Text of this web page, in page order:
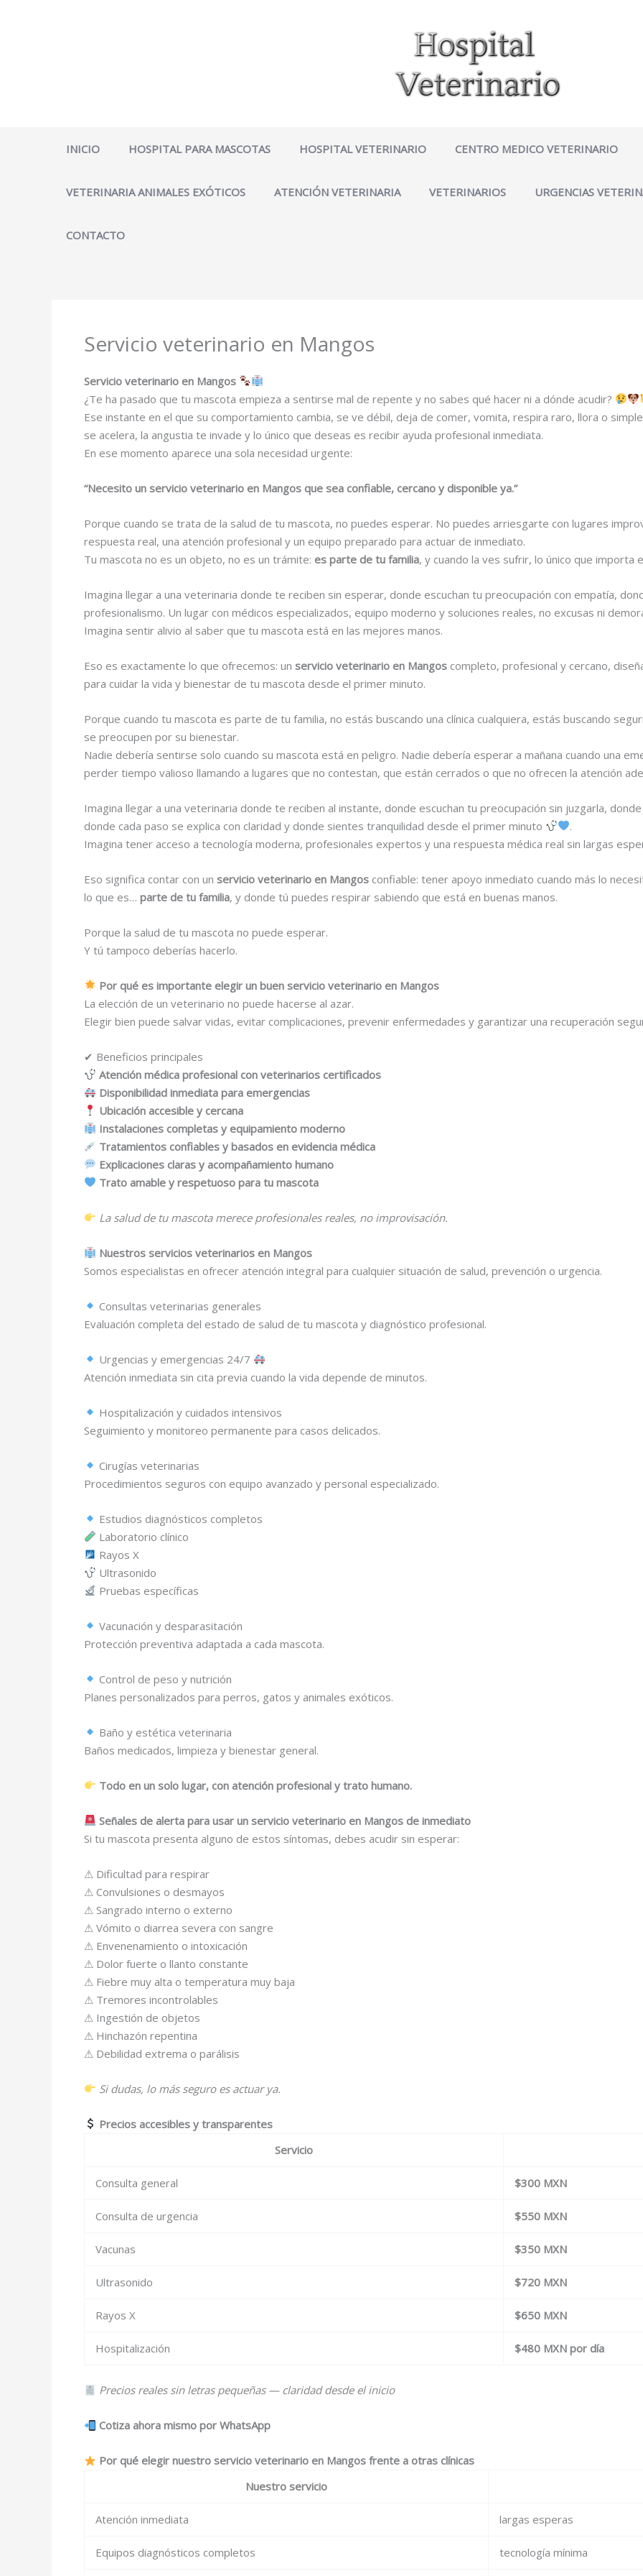
INICIO HOSPITAL PARA MASCOTAS HOSPITAL VETERINARIO CENTRO MEDICO VETERINARIO
VETERINARIA ANIMALES EXÓTICOS ATENCIÓN VETERINARIA VETERINARIOS URGENCIAS
CONTACTO
Servicio veterinario en Mangos
Servicio veterinario en Mangos
¿Te ha pasado que tu mascota empieza a sentirse mal de repente y no sabes qué hacer ni a dónde acudir?
Ese instante en el que su comportamiento cambia, se ve débil, deja de comer, vomita, respira raro, llora o
se acelera, la angustia te invade y lo único que deseas es recibir ayuda profesional inmediata.
En ese momento aparece una sola necesidad urgente:
“Necesito un servicio veterinario en Mangos que sea confiable, cercano y disponible ya.”
Porque cuando se trata de la salud de tu mascota, no puedes esperar. No puedes arriesgarte con lugares
respuesta real, una atención profesional y un equipo preparado para actuar de inmediato.
Tu mascota no es un objeto, no es un trámite: es parte de tu familia, y cuando la ves sufrir, lo único que
Imagina llegar a una veterinaria donde te reciben sin esperar, donde escuchan tu preocupación con empatía,
profesionalismo. Un lugar con médicos especializados, equipo moderno y soluciones reales, no excusas ni
Imagina sentir alivio al saber que tu mascota está en las mejores manos.
Eso es exactamente lo que ofrecemos: un servicio veterinario en Mangos completo, profesional y cercano,
para cuidar la vida y bienestar de tu mascota desde el primer minuto.
Porque cuando tu mascota es parte de tu familia, no estás buscando una clínica cualquiera, estás buscando
se preocupen por su bienestar.
Nadie debería sentirse solo cuando su mascota está en peligro. Nadie debería esperar a mañana cuando una
perder tiempo valioso llamando a lugares que no contestan, que están cerrados o que no ofrecen la atención
Imagina llegar a una veterinaria donde te reciben al instante, donde escuchan tu preocupación sin juzgarla,
donde cada paso se explica con claridad y donde sientes tranquilidad desde el primer minuto
.
Imagina tener acceso a tecnología moderna, profesionales expertos y una respuesta médica real sin largas
Eso significa contar con un servicio veterinario en Mangos confiable: tener apoyo inmediato cuando más lo
lo que es… parte de tu familia, y donde tú puedes respirar sabiendo que está en buenas manos.
Porque la salud de tu mascota no puede esperar.
Y tú tampoco deberías hacerlo.
Por qué es importante elegir un buen servicio veterinario en Mangos
La elección de un veterinario no puede hacerse al azar.
Elegir bien puede salvar vidas, evitar complicaciones, prevenir enfermedades y garantizar una recuperación
✔ Beneficios principales
Atención médica profesional con veterinarios certificados
Disponibilidad inmediata para emergencias
Ubicación accesible y cercana
Instalaciones completas y equipamiento moderno
Tratamientos confiables y basados en evidencia médica
Explicaciones claras y acompañamiento humano
Trato amable y respetuoso para tu mascota
La salud de tu mascota merece profesionales reales, no improvisación.
Nuestros servicios veterinarios en Mangos
Somos especialistas en ofrecer atención integral para cualquier situación de salud, prevención o urgencia.
Consultas veterinarias generales
Evaluación completa del estado de salud de tu mascota y diagnóstico profesional.
Urgencias y emergencias 24/7
Atención inmediata sin cita previa cuando la vida depende de minutos.
Hospitalización y cuidados intensivos
Seguimiento y monitoreo permanente para casos delicados.
Cirugías veterinarias
Procedimientos seguros con equipo avanzado y personal especializado.
Estudios diagnósticos completos
Laboratorio clínico
Rayos X
Ultrasonido
Pruebas específicas
Vacunación y desparasitación
Protección preventiva adaptada a cada mascota.
Control de peso y nutrición
Planes personalizados para perros, gatos y animales exóticos.
Baño y estética veterinaria
Baños medicados, limpieza y bienestar general.
Todo en un solo lugar, con atención profesional y trato humano.
Señales de alerta para usar un servicio veterinario en Mangos de inmediato
Si tu mascota presenta alguno de estos síntomas, debes acudir sin esperar:
⚠ Dificultad para respirar
⚠ Convulsiones o desmayos
⚠ Sangrado interno o externo
⚠ Vómito o diarrea severa con sangre
⚠ Envenenamiento o intoxicación
⚠ Dolor fuerte o llanto constante
⚠ Fiebre muy alta o temperatura muy baja
⚠ Tremores incontrolables
⚠ Ingestión de objetos
⚠ Hinchazón repentina
⚠ Debilidad extrema o parálisis
Si dudas, lo más seguro es actuar ya.
Precios accesibles y transparentes
Servicio
Consulta general $300 MXN
Consulta de urgencia $550 MXN
Vacunas $350 MXN
Ultrasonido $720 MXN
Rayos X $650 MXN
Hospitalización $480 MXN por día
Precios reales sin letras pequeñas — claridad desde el inicio
Cotiza ahora mismo por WhatsApp
Por qué elegir nuestro servicio veterinario en Mangos frente a otras clínicas
Nuestro servicio
Atención inmediata largas esperas
Equipos diagnósticos completos tecnología mínima